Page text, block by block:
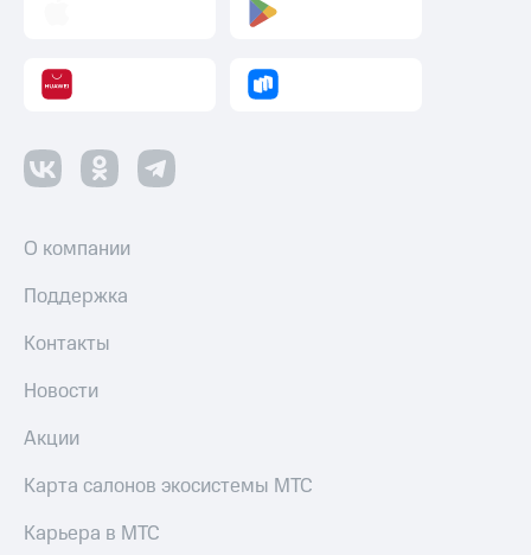
О компании
Поддержка
Контакты
Новости
Акции
Карта салонов экосистемы МТС
Карьера в МТС